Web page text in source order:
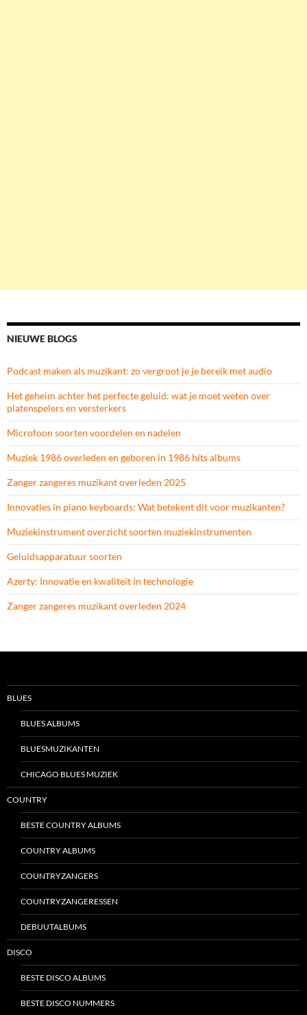
NIEUWE BLOGS
Podcast maken als muzikant: zo vergroot je je bereik met audio
Het geheim achter het perfecte geluid: wat je moet weten over
platenspelers en versterkers
Microfoon soorten voordelen en nadelen
Muziek 1986 overleden en geboren in 1986 hits albums
Zanger zangeres muzikant overleden 2025
Innovaties in piano keyboards: Wat betekent dit voor muzikanten?
Muziekinstrument overzicht soorten muziekinstrumenten
Geluidsapparatuur soorten
Azerty: Innovatie en kwaliteit in technologie
Zanger zangeres muzikant overleden 2024
BLUES
BLUES ALBUMS
BLUESMUZIKANTEN
CHICAGO BLUES MUZIEK
COUNTRY
BESTE COUNTRY ALBUMS
COUNTRY ALBUMS
COUNTRYZANGERS
COUNTRYZANGERESSEN
DEBUUTALBUMS
DISCO
BESTE DISCO ALBUMS
BESTE DISCO NUMMERS